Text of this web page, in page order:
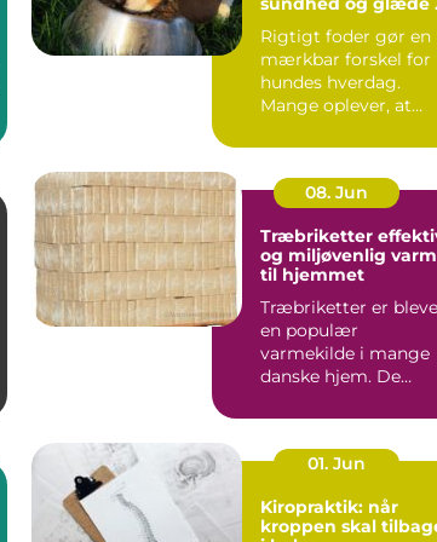
Rigtigt foder gør en
mærkbar forskel for
hundes hverdag.
Mange oplever, at
08. Jun
Træbriketter effektiv
og miljøvenlig
til hjemmet
Træbriketter er
en populær
varmekilde i mange
danske hjem. De
er nemme...
01. Jun
Kiropraktik: når
kroppen skal